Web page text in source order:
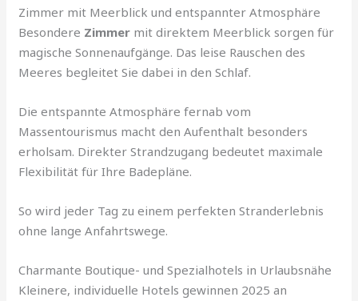
Zimmer mit Meerblick und entspannter Atmosphäre
Besondere Zimmer mit direktem Meerblick sorgen für
magische Sonnenaufgänge. Das leise Rauschen des
Meeres begleitet Sie dabei in den Schlaf.
Die entspannte Atmosphäre fernab vom
Massentourismus macht den Aufenthalt besonders
erholsam. Direkter Strandzugang bedeutet maximale
Flexibilität für Ihre Badepläne.
So wird jeder Tag zu einem perfekten Stranderlebnis
ohne lange Anfahrtswege.
Charmante Boutique- und Spezialhotels in Urlaubsnähe
Kleinere, individuelle Hotels gewinnen 2025 an